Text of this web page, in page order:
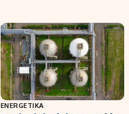
ENERGETIKA